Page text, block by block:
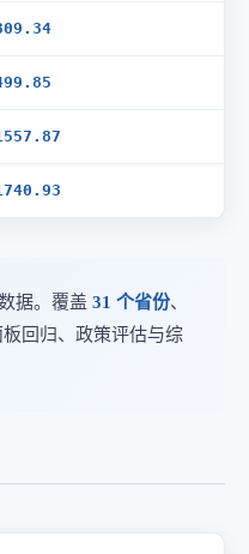
据。覆盖 31 个省份、
回归、政策评估与综